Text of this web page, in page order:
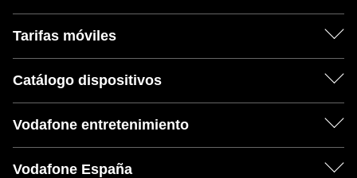
Tarifas móviles
Catálogo dispositivos
Vodafone entretenimiento
Vodafone España